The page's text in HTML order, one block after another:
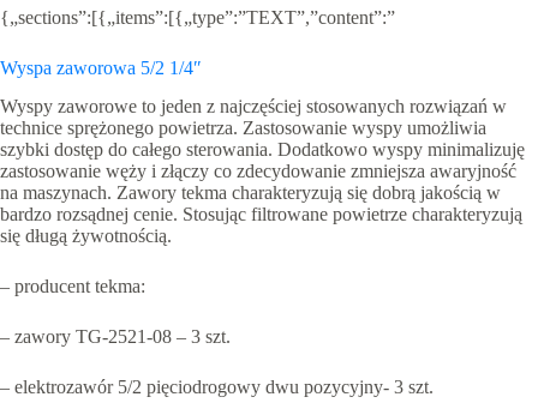
{„sections”:[{„items”:[{„type”:”TEXT”,”content”:”
Wyspa zaworowa 5/2 1/4″
Wyspy zaworowe to jeden z najczęściej stosowanych rozwiązań w
technice sprężonego powietrza. Zastosowanie wyspy umożliwia
szybki dostęp do całego sterowania. Dodatkowo wyspy minimalizuję
zastosowanie węży i złączy co zdecydowanie zmniejsza awaryjność
na maszynach. Zawory tekma charakteryzują się dobrą jakością w
bardzo rozsądnej cenie. Stosując filtrowane powietrze charakteryzują
się długą żywotnością.
– producent tekma:
– zawory TG-2521-08 – 3 szt.
– elektrozawór 5/2 pięciodrogowy dwu pozycyjny- 3 szt.